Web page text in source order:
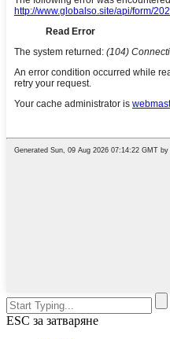
ESC за затваряне